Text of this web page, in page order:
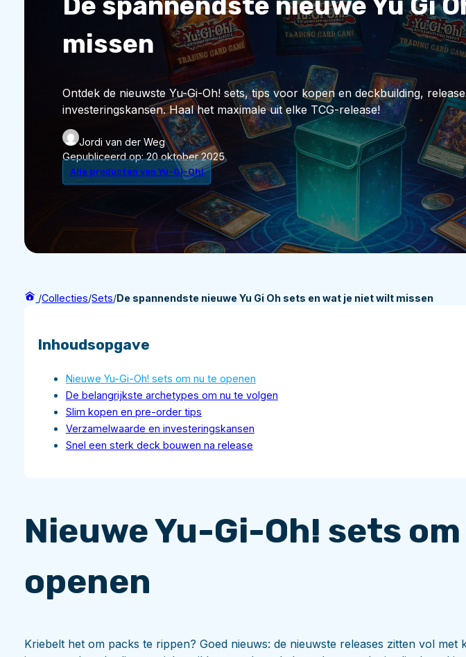
missen
Ontdek de nieuwste Yu-Gi-Oh! sets, tips voor kopen en deckbuilding,
investeringskansen. Haal het maximale uit elke TCG-release!
Jordi van der Weg
Gepubliceerd op:20 oktober 2025
Alle producten van Yu-Gi-Oh!
/Collecties/Sets/De spannendste nieuwe Yu Gi Oh sets en wat je niet wilt missen
Inhoudsopgave
Nieuwe Yu-Gi-Oh! sets om nu te openen
De belangrijkste archetypes om nu te volgen
Slim kopen en pre-order tips
Verzamelwaarde en investeringskansen
Snel een sterk deck bouwen na release
Nieuwe Yu-Gi-Oh! sets
openen
Kriebelt het om packs te rippen? Goed nieuws: de nieuwste releases zitten vol met